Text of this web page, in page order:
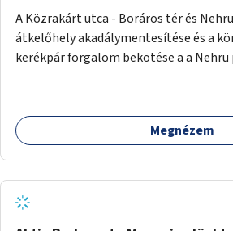
A Közrakárt utca - Boráros tér és
átkelőhely akadálymentesítése és a
kerékpár forgalom bekötése a a Nehru
Megnézem